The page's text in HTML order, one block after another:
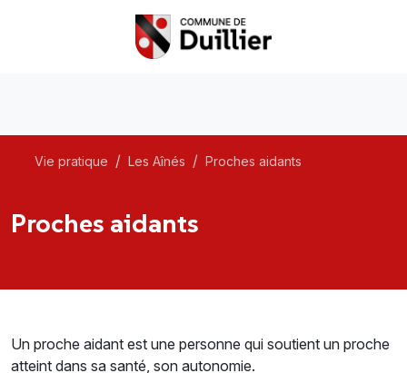
Vie pratique Les Aînés Proches aidants
Proches aidants
Un proche aidant est une personne qui soutient un proche
atteint dans sa santé, son autonomie.